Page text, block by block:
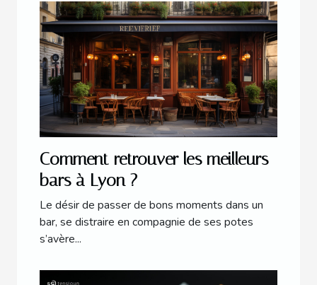
Comment retrouver les meilleurs
bars à Lyon ?
Le désir de passer de bons moments dans un
bar, se distraire en compagnie de ses potes
s’avère...